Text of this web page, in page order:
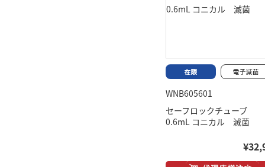
WNB605601
セーフロックチューブ
0.6mL コニカル 滅菌